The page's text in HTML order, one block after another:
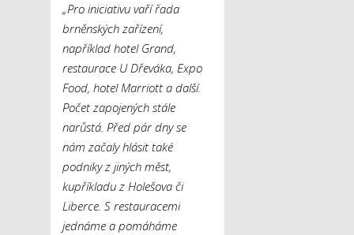
„Pro iniciativu vaří řada
brněnských zařízení,
například hotel Grand,
restaurace U Dřeváka, Expo
Food, hotel Marriott a další.
Počet zapojených stále
narůstá. Před pár dny se
nám začaly hlásit také
podniky z jiných měst,
kupříkladu z Holešova či
Liberce. S restauracemi
jednáme a pomáháme